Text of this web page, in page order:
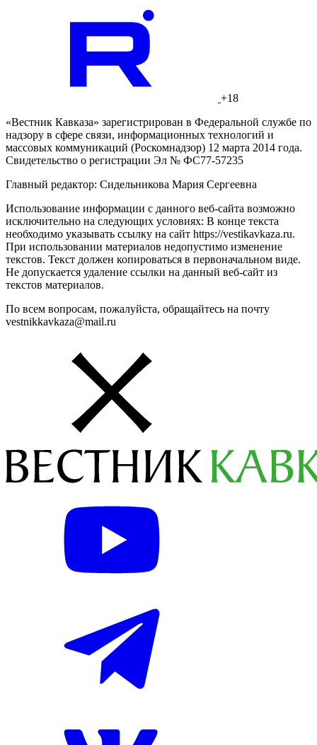
+18
«Вестник Кавказа» зарегистрирован в Федеральной службе по
надзору в сфере связи, информационных технологий и
массовых коммуникаций (Роскомнадзор) 12 марта 2014 года.
Свидетельство о регистрации Эл № ФС77-57235
Главный редактор: Сидельникова Мария Сергеевна
Использование информации с данного веб-сайта возможно
исключительно на следующих условиях: В конце текста
необходимо указывать ссылку на сайт https://vestikavkaza.ru.
При использовании материалов недопустимо изменение
текстов. Текст должен копироваться в первоначальном виде.
Не допускается удаление ссылки на данный веб-сайт из
текстов материалов.
По всем вопросам, пожалуйста, обращайтесь на почту
vestnikkavkaza@mail.ru